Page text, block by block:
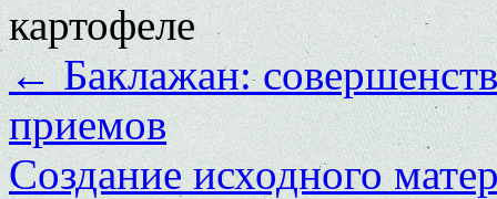
картофеле
←Баклажан:
приемов
Создание исходного